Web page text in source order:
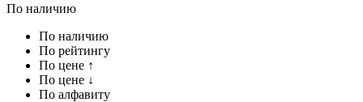
По наличию
По наличию
По рейтингу
По цене ↑
По цене ↓
По алфавиту